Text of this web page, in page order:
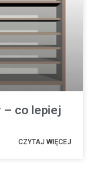
– co lepiej
CZYTAJ WIĘCEJ